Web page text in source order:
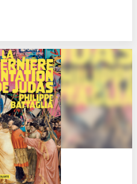
à la cheville....